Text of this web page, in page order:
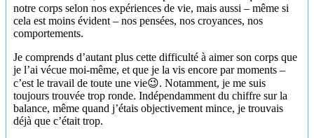
notre corps selon nos expériences de vie, mais aussi – même si
cela est moins évident – nos pensées, nos croyances, nos
comportements.
Je comprends d’autant plus cette difficulté à aimer son corps que
je l’ai vécue moi-même, et que je la vis encore par moments –
c’est le travail de toute une vie😉. Notamment, je me suis
toujours trouvée trop ronde. Indépendamment du chiffre sur la
balance, même quand j’étais objectivement mince, je trouvais
déjà que c’était trop.